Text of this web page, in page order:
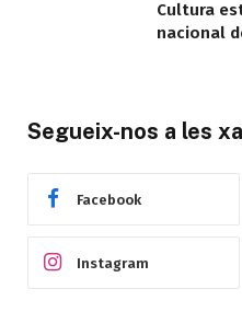
Cultura
nacional
Segueix-nos a les
Facebook
Instagram